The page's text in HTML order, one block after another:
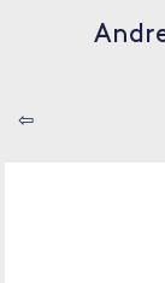
⇦